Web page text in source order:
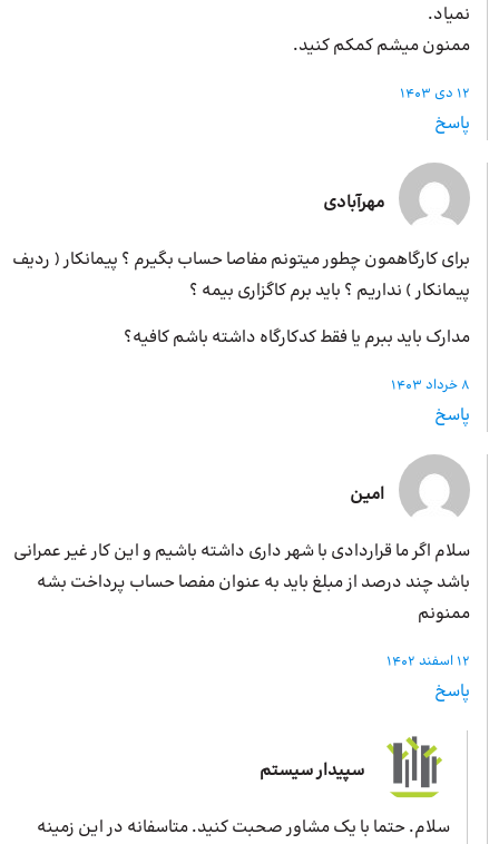
نمیاد.
ممنون میشم کمکم کنید.
12 دی 1403
پاسخ
مهرآبادی
برای کارگاهمون چطور میتونم مفاصا حساب بگیرم ؟ پیمانکار ( ردیف
پیمانکار ) نداریم ؟ باید برم کاگزاری بیمه ؟
مدارک باید ببرم یا فقط کدکارگاه داشته باشم کافیه؟
8 خرداد 1403
پاسخ
امین
سلام اگر ما قراردادی با شهر داری داشته باشیم و این کار غیر عمرانی
باشد چند درصد از مبلغ باید به عنوان مفصا حساب پرداخت بشه
ممنونم
12 اسفند 1402
پاسخ
سپیدار سیستم
سلام. حتما با یک مشاور صحبت کنید. متاسفانه در این زمینه